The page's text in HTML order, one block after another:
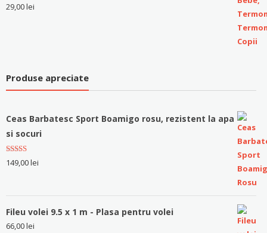
29,00lei
Produse apreciate
Ceas Barbatesc Sport Boamigo rosu, rezistent la apa
si socuri
Evaluat la
5.00stele
149,00lei
Fileu volei 9.5 x 1 m - Plasa pentru volei
66,00lei